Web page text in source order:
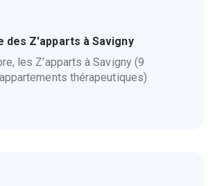
des Z'apparts à Savigny
les Z’apparts à Savigny (9
thérapeutiques)